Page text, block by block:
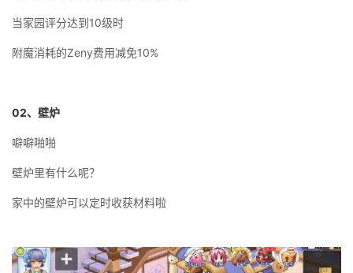
当家园评分达到10级时
附魔消耗的Zeny费用减免10%
02、壁炉
噼噼啪啪
壁炉里有什么呢？
家中的壁炉可以定时收获材料啦